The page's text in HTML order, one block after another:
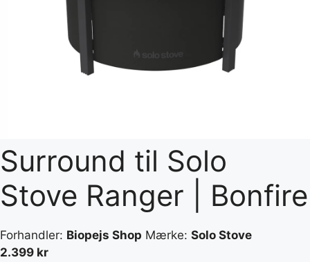
Surround til Solo
Stove Ranger | Bonfire
Forhandler: Biopejs Shop Mærke: Solo Stove
2.399 kr